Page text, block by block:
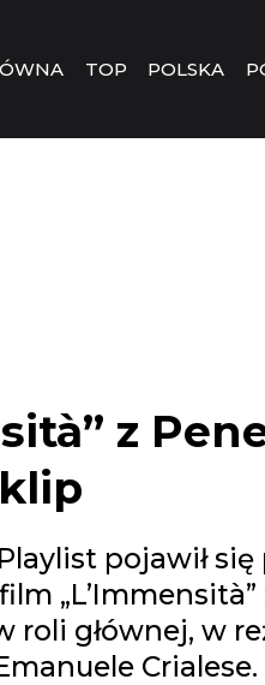
TOP POLSKA
z
pojawił
roli głównej, w
Crialese.